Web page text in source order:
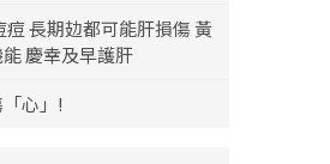
痘 長期攰都可能肝損傷 黃
慶幸及早護肝
心」!